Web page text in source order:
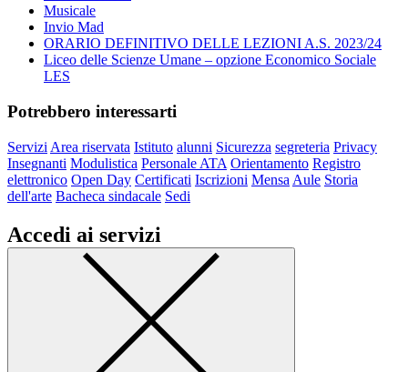
Musicale
Invio Mad
ORARIO DEFINITIVO DELLE LEZIONI A.S. 2023/24
Liceo delle Scienze Umane – opzione Economico Sociale
LES
Potrebbero interessarti
Servizi Area riservata Istituto alunni Sicurezza segreteria Privacy
Insegnanti Modulistica Personale ATA Orientamento Registro
elettronico Open Day Certificati Iscrizioni Mensa Aule Storia
dell'arte Bacheca sindacale Sedi
Accedi ai servizi